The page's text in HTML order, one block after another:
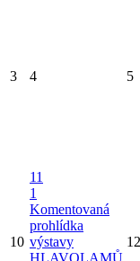
3 4 5
10
11
1
Komentovaná
prohlídka
výstavy
HLAVOLAMŮ
12